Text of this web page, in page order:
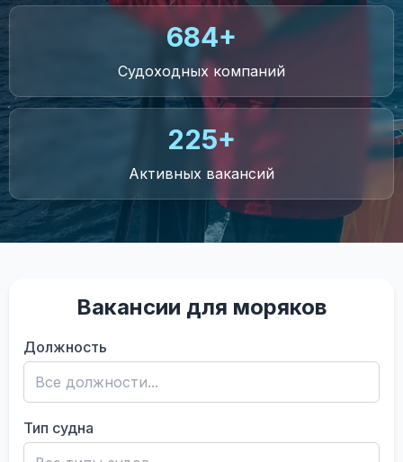
684+
Судоходных компаний
225+
Активных вакансий
Вакансии для моряков
Должность
Тип судна